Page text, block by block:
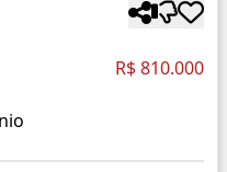
R$ 810.000